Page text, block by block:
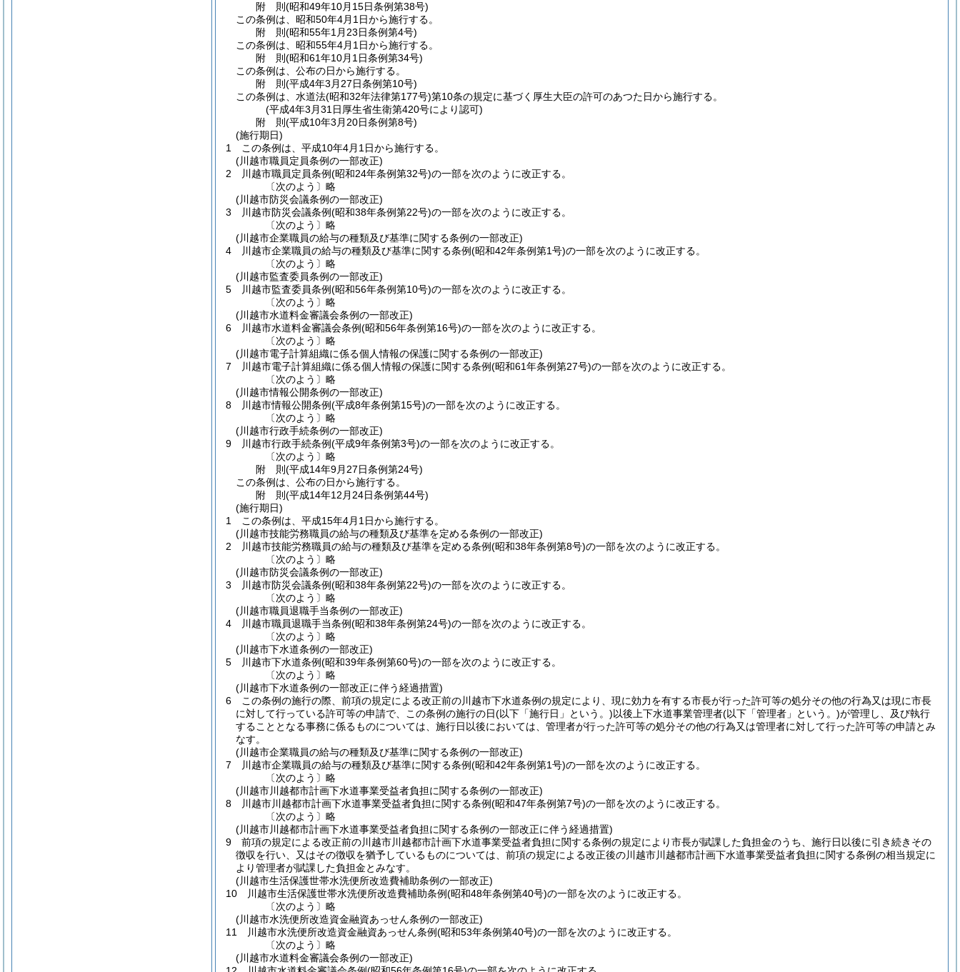
附 則(昭和49年10月15日条例第38号)
この条例は、昭和50年4月1日から施行する。
附 則(昭和55年1月23日条例第4号)
この条例は、昭和55年4月1日から施行する。
附 則(昭和61年10月1日条例第34号)
この条例は、公布の日から施行する。
附 則(平成4年3月27日条例第10号)
この条例は、水道法(昭和32年法律第177号)第10条の規定に基づく厚生大臣の許可のあつた日から施行する。
(平成4年3月31日厚生省生衛第420号により認可)
附 則(平成10年3月20日条例第8号)
(施行期日)
1
この条例は、平成10年4月1日から施行する。
(川越市職員定員条例の一部改正)
2
川越市職員定員条例(昭和24年条例第32号)の一部を次のように改正する。
〔次のよう〕略
(川越市防災会議条例の一部改正)
3
川越市防災会議条例(昭和38年条例第22号)の一部を次のように改正する。
〔次のよう〕略
(川越市企業職員の給与の種類及び基準に関する条例の一部改正)
4
川越市企業職員の給与の種類及び基準に関する条例(昭和42年条例第1号)の一部を次のように改正する。
〔次のよう〕略
(川越市監査委員条例の一部改正)
5
川越市監査委員条例(昭和56年条例第10号)の一部を次のように改正する。
〔次のよう〕略
(川越市水道料金審議会条例の一部改正)
6
川越市水道料金審議会条例(昭和56年条例第16号)の一部を次のように改正する。
〔次のよう〕略
(川越市電子計算組織に係る個人情報の保護に関する条例の一部改正)
7
川越市電子計算組織に係る個人情報の保護に関する条例(昭和61年条例第27号)の一部を次のように改正する。
〔次のよう〕略
(川越市情報公開条例の一部改正)
8
川越市情報公開条例(平成8年条例第15号)の一部を次のように改正する。
〔次のよう〕略
(川越市行政手続条例の一部改正)
9
川越市行政手続条例(平成9年条例第3号)の一部を次のように改正する。
〔次のよう〕略
附 則(平成14年9月27日条例第24号)
この条例は、公布の日から施行する。
附 則(平成14年12月24日条例第44号)
(施行期日)
1
この条例は、平成15年4月1日から施行する。
(川越市技能労務職員の給与の種類及び基準を定める条例の一部改正)
2
川越市技能労務職員の給与の種類及び基準を定める条例(昭和38年条例第8号)の一部を次のように改正する。
〔次のよう〕略
(川越市防災会議条例の一部改正)
3
川越市防災会議条例(昭和38年条例第22号)の一部を次のように改正する。
〔次のよう〕略
(川越市職員退職手当条例の一部改正)
4
川越市職員退職手当条例(昭和38年条例第24号)の一部を次のように改正する。
〔次のよう〕略
(川越市下水道条例の一部改正)
5
川越市下水道条例(昭和39年条例第60号)の一部を次のように改正する。
〔次のよう〕略
(川越市下水道条例の一部改正に伴う経過措置)
6
この条例の施行の際、前項の規定による改正前の川越市下水道条例の規定により、現に効力を有する市長が行った許可等の処分その他の行為又は現に市長
に対して行っている許可等の申請で、この条例の施行の日(以下「施行日」という。)以後上下水道事業管理者(以下「管理者」という。)が管理し、及び執行
することとなる事務に係るものについては、施行日以後においては、管理者が行った許可等の処分その他の行為又は管理者に対して行った許可等の申請とみ
なす。
(川越市企業職員の給与の種類及び基準に関する条例の一部改正)
7
川越市企業職員の給与の種類及び基準に関する条例(昭和42年条例第1号)の一部を次のように改正する。
〔次のよう〕略
(川越市川越都市計画下水道事業受益者負担に関する条例の一部改正)
8
川越市川越都市計画下水道事業受益者負担に関する条例(昭和47年条例第7号)の一部を次のように改正する。
〔次のよう〕略
(川越市川越都市計画下水道事業受益者負担に関する条例の一部改正に伴う経過措置)
9
前項の規定による改正前の川越市川越都市計画下水道事業受益者負担に関する条例の規定により市長が賦課した負担金のうち、施行日以後に引き続きその
徴収を行い、又はその徴収を猶予しているものについては、前項の規定による改正後の川越市川越都市計画下水道事業受益者負担に関する条例の相当規定に
より管理者が賦課した負担金とみなす。
(川越市生活保護世帯水洗便所改造費補助条例の一部改正)
10
川越市生活保護世帯水洗便所改造費補助条例(昭和48年条例第40号)の一部を次のように改正する。
〔次のよう〕略
(川越市水洗便所改造資金融資あっせん条例の一部改正)
11
川越市水洗便所改造資金融資あっせん条例(昭和53年条例第40号)の一部を次のように改正する。
〔次のよう〕略
(川越市水道料金審議会条例の一部改正)